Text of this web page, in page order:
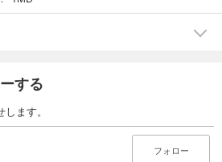
する
ます。
フォロー